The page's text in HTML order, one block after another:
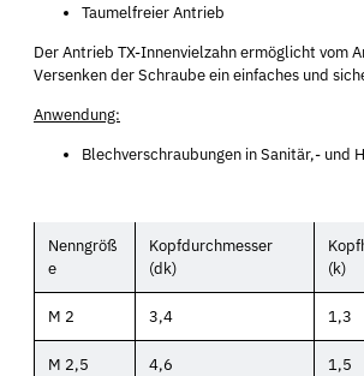
Taumelfreier Antrieb
Der Antrieb TX-Innenvielzahn ermöglicht vom
Versenken der Schraube ein einfaches und
Anwendung:
Blechverschraubungen in Sanitär,- und
Nenngröß
e
Kopfdurchmesser
(dk)
(k)
M 2 3,4 1,3
M 2,5 4,6 1,5